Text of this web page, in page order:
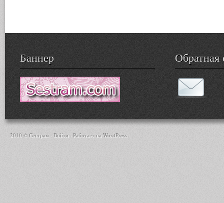
Баннер Обратная
2010 © Сестрам · Войти · Работает на WordPress